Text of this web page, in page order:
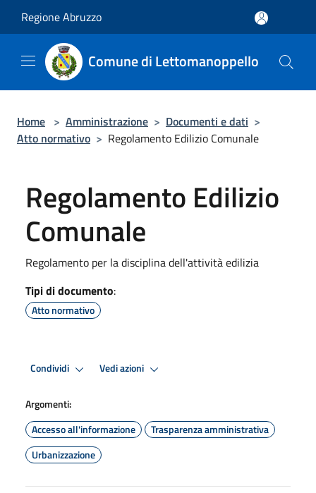
Regione Abruzzo
Comune di Lettomanoppello
Home > Amministrazione > Documenti e dati >
Atto normativo > Regolamento Edilizio Comunale
Regolamento Edilizio
Comunale
Regolamento per la disciplina dell'attività edilizia
Tipi di documento:
Atto normativo
Condividi Vedi azioni
Argomenti:
Accesso all'informazione
Trasparenza amministrativa
Urbanizzazione